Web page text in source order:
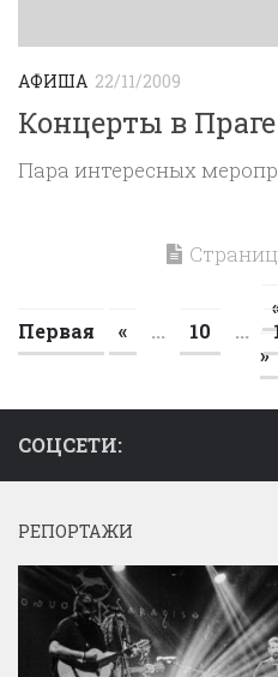
АФИША 22/11/2009
Концерты в Праге
Пара интересных
Первая
« ... 10 ...
»
СОЦСЕТИ:
РЕПОРТАЖИ